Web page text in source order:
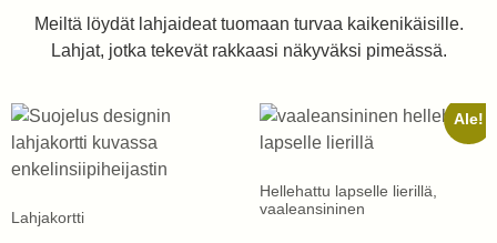
Meiltä löydät lahjaideat tuomaan turvaa kaikenikäisille.
Lahjat, jotka tekevät rakkaasi näkyväksi pimeässä.
Lahjakortti
Ale!
Hellehattu lapselle lierillä,
vaaleansininen